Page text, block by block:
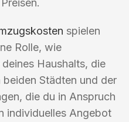
spielen
Rolle, wie
Haushalts, die
Städten und der
die du in Anspruch
individuelles Angebot